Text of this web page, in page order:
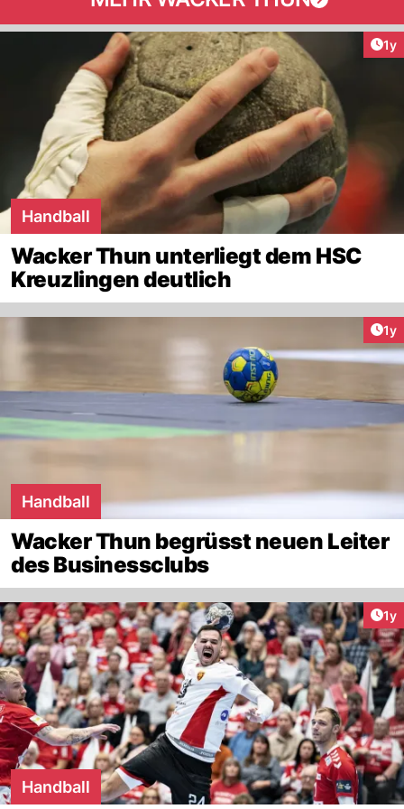
1y
Handball
Wacker Thun unterliegt dem HSC
Kreuzlingen deutlich
1y
Handball
Wacker Thun begrüsst neuen Leiter
des Businessclubs
1y
Handball